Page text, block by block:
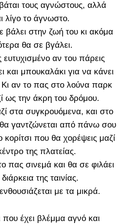
τους αγνώστους, αλλά
λίγο το άγνωστο.
στην ζωή του κι ακόμα
θα σε βγάλει.
ευτυχισμένο αν του πάρεις
και μπουκαλάκι για να κάνει
αν το πας στο λούνα παρκ
ως την άκρη του δρόμου.
στα συγκρουόμενα, και στο
γαντζώνεται από πάνω σου
κορίτσι που θα χορέψεις μαζί
της πλατείας.
πας σινεμά και θα σε φιλάει
της ταινίας.
με τα μικρά.
που έχει βλέμμα αγνό και